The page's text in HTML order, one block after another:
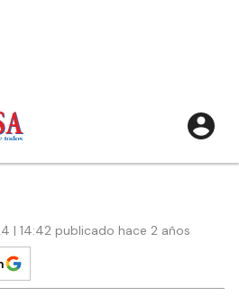
| 14:42 publicado hace 2 años